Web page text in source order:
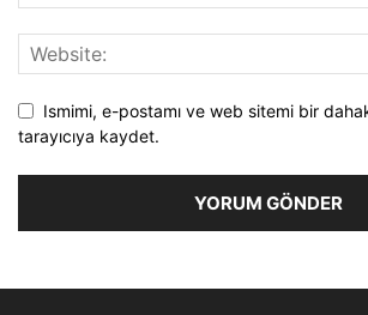
Ismimi, e-postamı ve web sitemi bir
tarayıcıya kaydet.